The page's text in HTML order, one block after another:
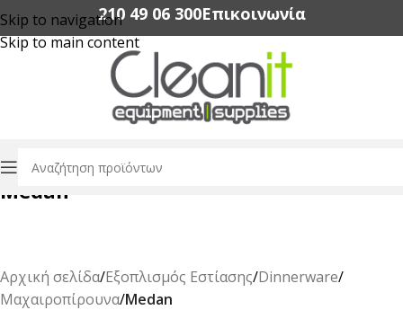
Skip to navigation
Skip to main content
210 49 06 300‬Επικοινωνία
Medan
Αρχική σελίδα/Εξοπλισμός Εστίασης/Dinnerware/
Μαχαιροπίρουνα/Medan